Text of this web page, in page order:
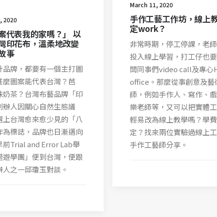
2020
代表我的家嗎？」 以
印花布，溫柔地改變
事
品牌，都要有一個主打圖
麼圖案能代表台灣？芭
奶茶？台灣布藝品牌「印
辦人因關心自然生態議
上台灣愈來愈少見的「八
為標誌，品牌也日漸邁向
前Trial and Error Lab舉
遊學團」便到台灣，便跟
之一邱瓊玉對談。
March 11, 2020
手作工藝工作坊，線上
定work？
非常時期，停工停課，老
投入線上學習，打工仔也
闆同事們video call及專心
office。那麼從事創意及藝
師，例如手作人、寫作、
樂老師等，又可以把實體
輕易改為線上教學嗎？學
定？找來兩位實驗過線上
手作工藝師分享。